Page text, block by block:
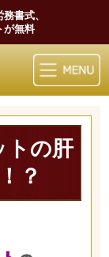
書式、
が無料
法務
トの肝
？